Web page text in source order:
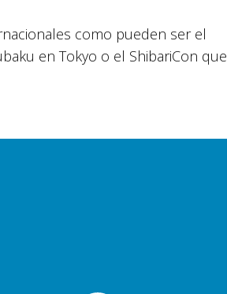
como pueden ser el
en Tokyo o el ShibariCon que